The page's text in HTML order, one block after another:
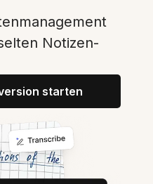
Notizen-
starten